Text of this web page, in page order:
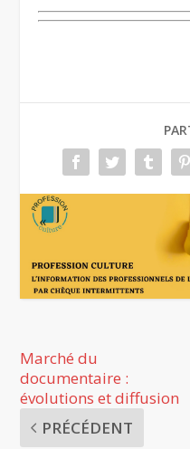
Marché du
documentaire :
évolutions et diffusion
PRÉCÉDENT